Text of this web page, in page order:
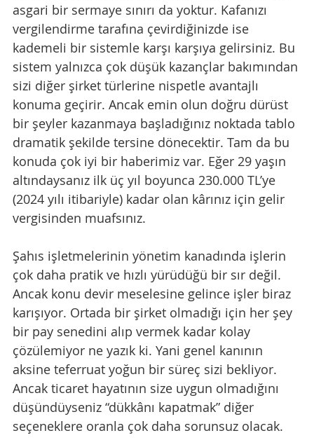
asgari bir sermaye sınırı da yoktur. Kafanızı
vergilendirme tarafına çevirdiğinizde ise
kademeli bir sistemle karşı karşıya gelirsiniz. Bu
sistem yalnızca çok düşük kazançlar bakımından
sizi diğer şirket türlerine nispetle avantajlı
konuma geçirir. Ancak emin olun doğru dürüst
bir şeyler kazanmaya başladığınız noktada tablo
dramatik şekilde tersine dönecektir. Tam da bu
konuda çok iyi bir haberimiz var. Eğer 29 yaşın
altındaysanız ilk üç yıl boyunca 230.000 TL’ye
(2024 yılı itibariyle) kadar olan kârınız için gelir
vergisinden muafsınız.
Şahıs işletmelerinin yönetim kanadında işlerin
çok daha pratik ve hızlı yürüdüğü bir sır değil.
Ancak konu devir meselesine gelince işler biraz
karışıyor. Ortada bir şirket olmadığı için her şey
bir pay senedini alıp vermek kadar kolay
çözülemiyor ne yazık ki. Yani genel kanının
aksine teferruat yoğun bir süreç sizi bekliyor.
Ancak ticaret hayatının size uygun olmadığını
düşündüyseniz “dükkânı kapatmak” diğer
seçeneklere oranla çok daha sorunsuz olacak.